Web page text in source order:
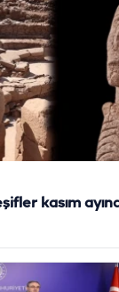
kasım